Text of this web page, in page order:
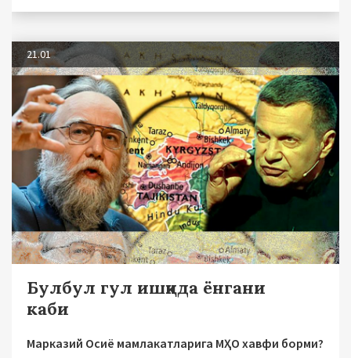
21.01
Булбул гул ишқида ёнгани
каби
Марказий Осиё мамлакатларига МҲО хавфи борми?